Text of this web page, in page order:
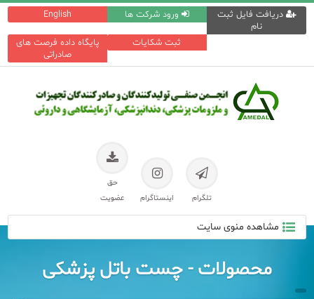
English ورود شرکت ها
دریافت فایل ثبت
نام
پایگاه داده فرصت های
صادراتی
ثبت شکایات
تلگرام اینستاگرام
حق
عضویت
مشاهده منوی سایت
محصولات - چست باتل پزشکی